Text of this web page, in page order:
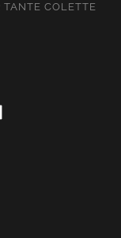
TANTE COLETTE